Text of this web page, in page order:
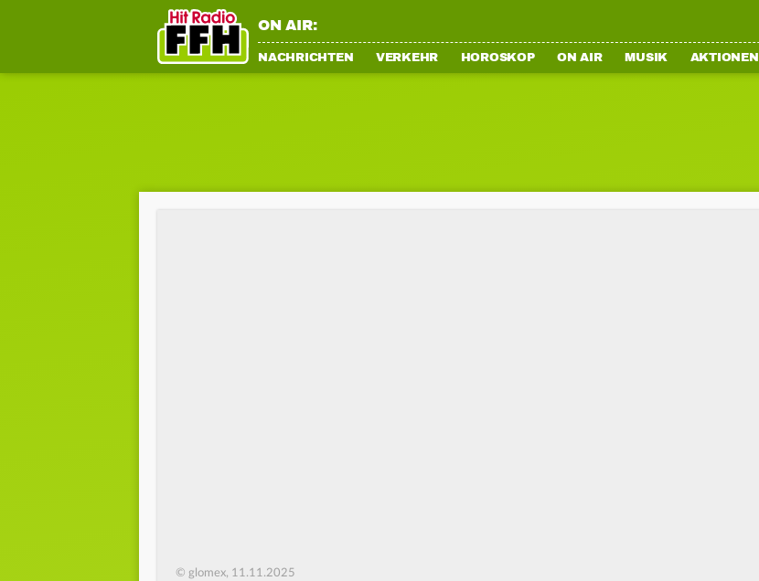
ON AIR:
NACHRICHTEN VERKEHR HOROSKOP ON AIR MUSIK AKTIONEN
© glomex, 11.11.2025